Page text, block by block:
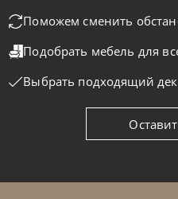
На заказ 45-90 дн
на выбор на
Поможем сменить
Подобрать мебель для
Выбрать подходящий